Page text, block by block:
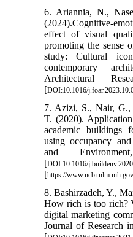
6. Ariannia, N.,
(2024).Cognitive-
effect of visual
promoting the sense
study: Cultural
contemporary
Architectural
[DOI:10.1016/
7. Azizi, S., Nair, G.,
T. (2020).
academic buildings
using occupancy
and
[DOI:10.1016/
[https://
8. Bashirzadeh, Y.,
How rich is too rich?
digital marketing
Journal of Research